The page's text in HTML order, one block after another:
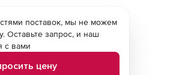
поставок, мы не можем
Оставьте запрос, и наш
с вами
цену